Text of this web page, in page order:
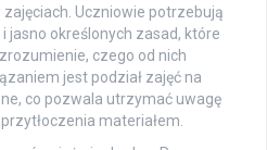
zajęciach. Uczniowie potrzebują
jasno określonych zasad, które
czego od nich
jest podział zajęć na
co pozwala utrzymać uwagę
materiałem.